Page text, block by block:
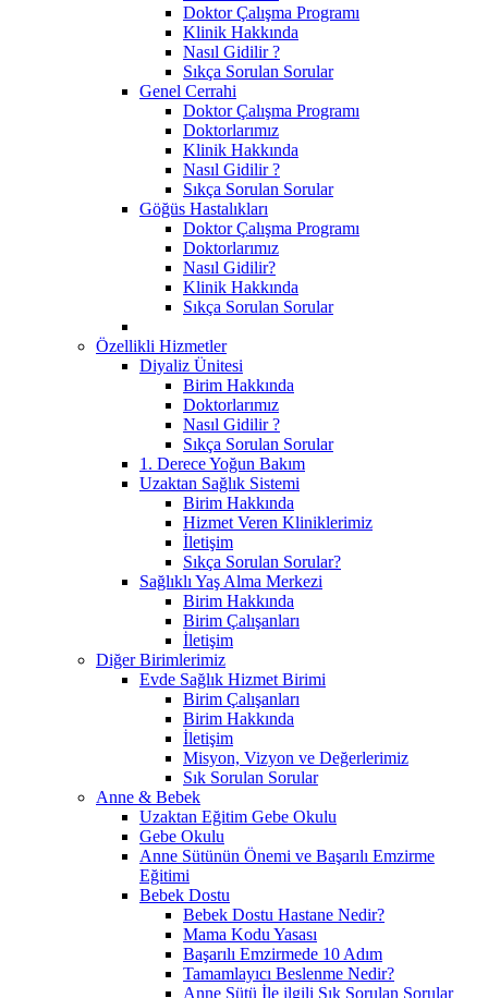
Doktor Çalışma Programı
Klinik Hakkında
Nasıl Gidilir ?
Sıkça Sorulan Sorular
Genel Cerrahi
Doktor Çalışma Programı
Doktorlarımız
Klinik Hakkında
Nasıl Gidilir ?
Sıkça Sorulan Sorular
Göğüs Hastalıkları
Doktor Çalışma Programı
Doktorlarımız
Nasıl Gidilir?
Klinik Hakkında
Sıkça Sorulan Sorular
Özellikli Hizmetler
Diyaliz Ünitesi
Birim Hakkında
Doktorlarımız
Nasıl Gidilir ?
Sıkça Sorulan Sorular
1. Derece Yoğun Bakım
Uzaktan Sağlık Sistemi
Birim Hakkında
Hizmet Veren Kliniklerimiz
İletişim
Sıkça Sorulan Sorular?
Sağlıklı Yaş Alma Merkezi
Birim Hakkında
Birim Çalışanları
İletişim
Diğer Birimlerimiz
Evde Sağlık Hizmet Birimi
Birim Çalışanları
Birim Hakkında
İletişim
Misyon, Vizyon ve Değerlerimiz
Sık Sorulan Sorular
Anne & Bebek
Uzaktan Eğitim Gebe Okulu
Gebe Okulu
Anne Sütünün Önemi ve Başarılı Emzirme
Eğitimi
Bebek Dostu
Bebek Dostu Hastane Nedir?
Mama Kodu Yasası
Başarılı Emzirmede 10 Adım
Tamamlayıcı Beslenme Nedir?
Anne Sütü İle ilgili Sık Sorulan Sorular